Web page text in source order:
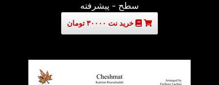
سطح - پیشرفته
خرید نت ۳۰۰۰۰ تومان